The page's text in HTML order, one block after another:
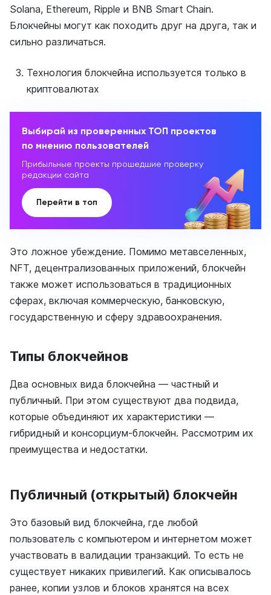
Solana, Ethereum, Ripple и BNB Smart Chain.
Блокчейны могут как походить друг на друга, так и
сильно различаться.
Технология блокчейна используется только в
криптовалютах
Выбирай из проверенных ТОП проектов
по мнению пользователей
Прибыльные проекты прошедшие проверку
редакции сайта
Перейти в топ
Это ложное убеждение. Помимо метавселенных,
NFT, децентрализованных приложений, блокчейн
также может использоваться в традиционных
сферах, включая коммерческую, банковскую,
государственную и сферу здравоохранения.
Типы блокчейнов
Два основных вида блокчейна — частный и
публичный. При этом существуют два подвида,
которые объединяют их характеристики —
гибридный и консорциум-блокчейн. Рассмотрим их
преимущества и недостатки.
Публичный (открытый) блокчейн
Это базовый вид блокчейна, где любой
пользователь с компьютером и интернетом может
участвовать в валидации транзакций. То есть не
существует никаких привилегий. Как описывалось
ранее, копии узлов и блоков хранятся на всех